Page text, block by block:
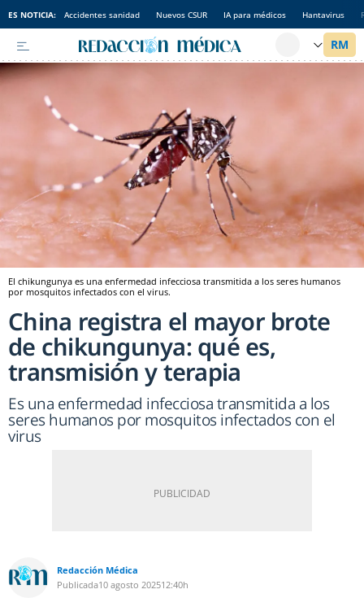
ES NOTICIA: Accidentes sanidad Nuevos CSUR IA para médicos Hantavirus
El chikungunya es una enfermedad infecciosa transmitida a los seres humanos
por mosquitos infectados con el virus.
China registra el mayor brote
de chikungunya: qué es,
transmisión y terapia
Es una enfermedad infecciosa transmitida a los
seres humanos por mosquitos infectados con el
virus
Redacción Médica
Publicada10 agosto 202512:40h